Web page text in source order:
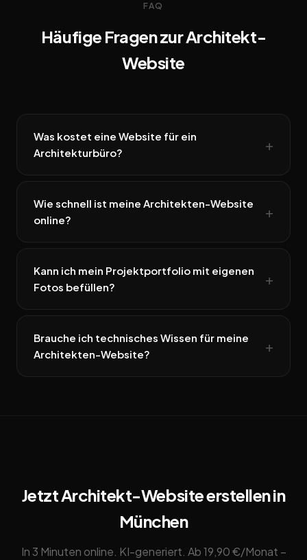
FAQ
Häufige Fragen zur Architekt-
Website
Was kostet eine Website für ein
Architekturbüro?
Wie schnell ist meine Architekten-Website
online?
Kann ich mein Projektportfolio mit eigenen
Fotos befüllen?
Brauche ich technisches Wissen für meine
Architekten-Website?
Jetzt Architekt-Website erstellen in
München
In 3 Minuten online. KI-generiert. Ab 19,90 €/Monat –